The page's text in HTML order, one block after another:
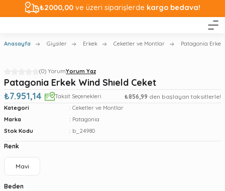
₺2000,00 ve üzeri siparişlerde kargo bedava!
Anasayfa Giysiler Erkek Ceketler ve Montlar Patagonia Erkek
(0) YorumYorum Yaz
Patagonia Erkek Wind Shıeld Ceket
₺7.951,14
Taksit Seçenekleri ₺856,99 den başlayan taksitlerle!
Kategori
Ceketler ve Montlar
Marka
Patagonia
Stok Kodu
b_24980
Renk
Mavi
Beden